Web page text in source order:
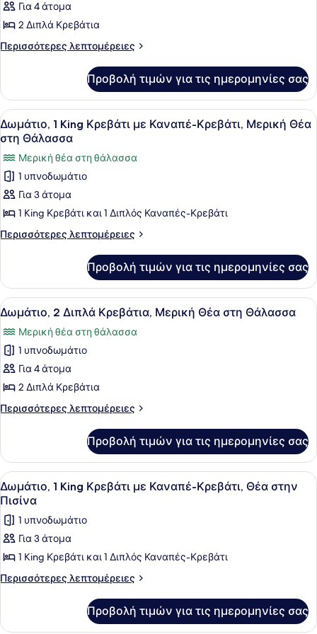
Κρεβάτι
φωτογραφιών
για
Δωμάτιο,
Κρεβάτια
Για 4 άτομα
2 Διπλά Κρεβάτια
Περισσότερες λεπτομέρειες
Περισσότερες
2
Διπλά
Κρεβάτια
Προβολή τιμών για τις ημερομηνίες σας
Προβολή
όλων
των
φωτογραφιών
για
Δωμάτιο,
1
King
Καναπέ-
Κρεβάτι,
Μερική
Θέα
στη
Θάλασσα
Ένα δωμάτιο ξενοδοχείου με ένα
8
Δωμάτιο, 1 King Κρεβάτι με Καναπέ-Κρεβάτι, Μερική Θέα
στη Θάλασσα
Μερική θέα στη θάλασσα
1 υπνοδωμάτιο
Για 3 άτομα
1 King Κρεβάτι και 1 Διπλός Καναπές-Κρεβάτι
Περισσότερες λεπτομέρειες
Περισσότερες
1
King
Κρεβάτι
Καναπέ-
Κρεβάτι,
Θέα
στη
Προβολή τιμών για τις ημερομηνίες σας
Προβολή
όλων
των
φωτογραφιών
για
Δωμάτιο,
2
Διπλά
Μερική
Θέα
στη
Θάλασσα
Ένα δωμάτιο ξενοδοχείου με δύο
7
Δωμάτιο, 2 Διπλά Κρεβάτια, Μερική Θέα στη Θάλασσα
Μερική θέα στη θάλασσα
1 υπνοδωμάτιο
Για 4 άτομα
2 Διπλά Κρεβάτια
Περισσότερες λεπτομέρειες
Περισσότερες
2
Διπλά
Κρεβάτια,
Μερική
Θέα
στη
Θάλασσα
Προβολή τιμών για τις ημερομηνίες σας
Προβολή
όλων
των
φωτογραφιών
για
Δωμάτιο,
1
με
Ένα σύγχρονο δωμάτιο
8
Δωμάτιο, 1 King Κρεβάτι με Καναπέ-Κρεβάτι, Θέα στην
Πισίνα
1 υπνοδωμάτιο
Για 3 άτομα
1 King Κρεβάτι και 1 Διπλός Καναπές-Κρεβάτι
Περισσότερες λεπτομέρειες
Περισσότερες
1
Προβολή τιμών για τις ημερομηνίες σας